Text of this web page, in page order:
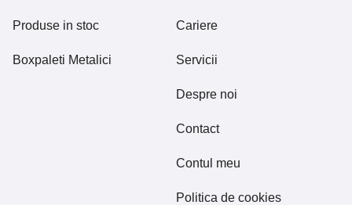
Produse in stoc
Boxpaleti Metalici
Cariere
Servicii
Despre noi
Contact
Contul meu
Politica de cookies